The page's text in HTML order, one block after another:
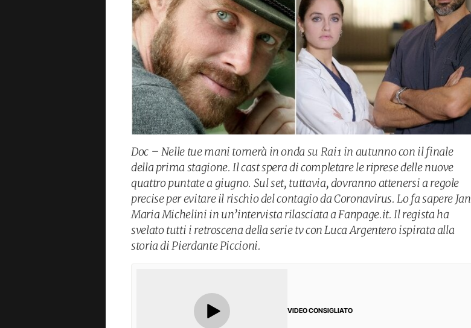
Doc – Nelle tue mani tornerà in onda su Rai1 in autunno con il finale
della prima stagione. Il cast spera di completare le riprese delle nuove
quattro puntate a giugno. Sul set, tuttavia, dovranno attenersi a regole
precise per evitare il rischio del contagio da Coronavirus. Lo fa sapere Jan
Maria Michelini in un’intervista rilasciata a Fanpage.it. Il regista ha
svelato tutti i retroscena della serie tv con Luca Argentero ispirata alla
storia di Pierdante Piccioni.
VIDEO CONSIGLIATO